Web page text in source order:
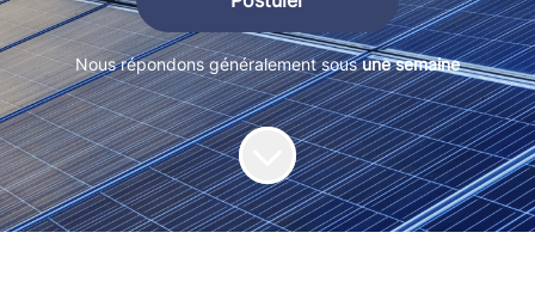
Nous répondons généralement sousune semaine